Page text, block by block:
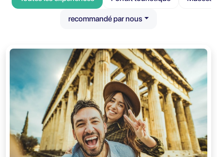
recommandé par nous